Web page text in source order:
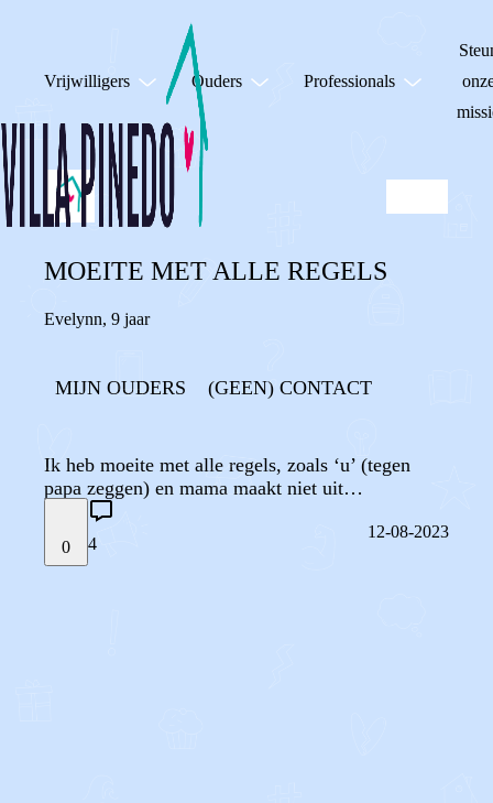
Vrijwilligers Ouders Professionals
MOEITE MET ALLE REGELS
Evelynn, 9 jaar
MIJN OUDERS (GEEN) CONTACT
Ik heb moeite met alle regels, zoals ‘u’ (tegen
papa zeggen) en mama maakt niet uit…
0 4
12-08-2023